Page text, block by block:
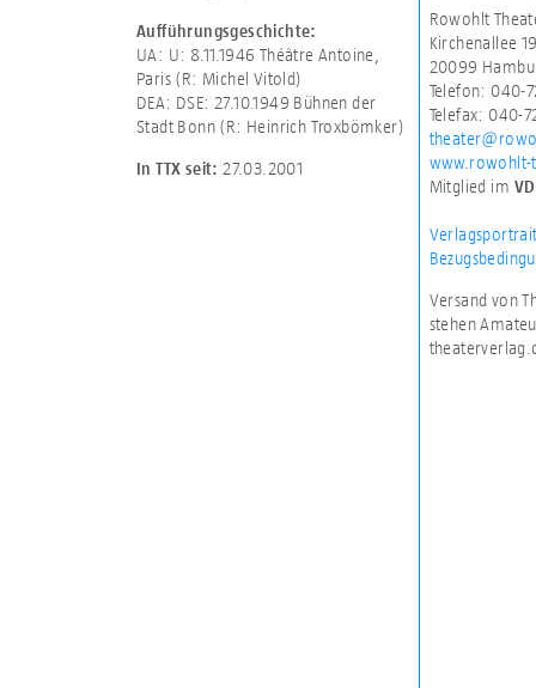
Aufführungsgeschichte:
UA: U: 8.11.1946 Théâtre Antoine,
Paris (R: Michel Vitold)
DEA: DSE: 27.10.1949 Bühnen der
Stadt Bonn (R: Heinrich Troxbömker)
In TTX seit: 27.03.2001
Rowohlt
Kirchenallee
20099
Telefon: 040-
Telefax: 040-
www.rowohlt-
Mitglied im
Versand von
stehen